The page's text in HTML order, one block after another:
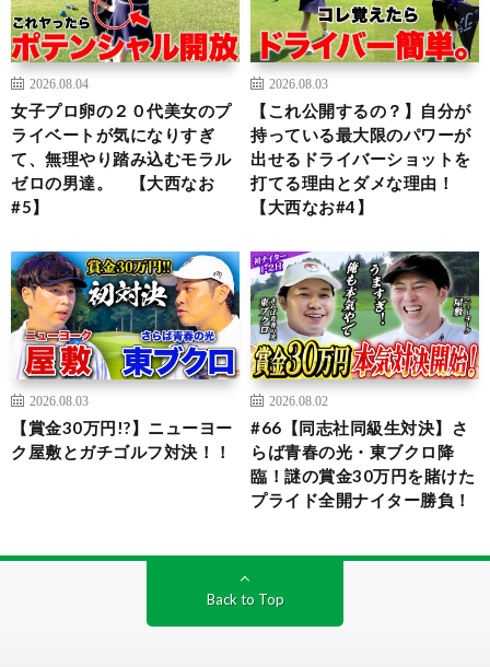
2026.08.04
女子プロ卵の２０代美女のプ
ライベートが気になりすぎ
て、無理やり踏み込むモラル
ゼロの男達。 【大西なお
#5】
2026.08.03
【これ公開するの？】自分が
持っている最大限のパワーが
出せるドライバーショットを
打てる理由とダメな理由！
【大西なお#4】
2026.08.03
【賞金30万円!?】ニューヨー
ク屋敷とガチゴルフ対決！！
2026.08.02
#66【同志社同級生対決】さ
らば青春の光・東ブクロ降
臨！謎の賞金30万円を賭けた
プライド全開ナイター勝負！
Back to Top